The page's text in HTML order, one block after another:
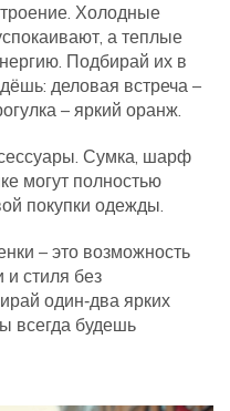
Холодные
а теплые
Подбирай их в
деловая встреча –
– яркий оранж.
Сумка, шарф
могут полностью
покупки одежды.
– это возможность
и стиля без
один‑два ярких
всегда будешь